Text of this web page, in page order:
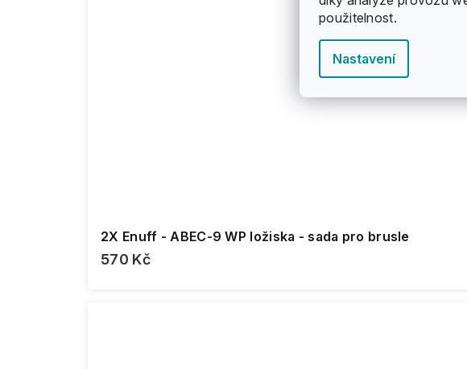
použitelnost.
Nastavení
2X Enuff - ABEC-9 WP ložiska - sada pro brusle
570 Kč